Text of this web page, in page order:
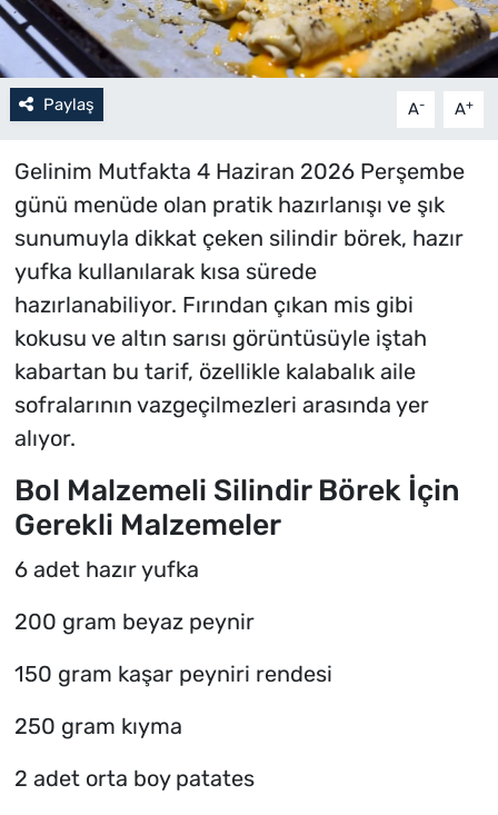
Paylaş A- A+
Gelinim Mutfakta 4 Haziran 2026 Perşembe
günü menüde olan pratik hazırlanışı ve şık
sunumuyla dikkat çeken silindir börek, hazır
yufka kullanılarak kısa sürede
hazırlanabiliyor. Fırından çıkan mis gibi
kokusu ve altın sarısı görüntüsüyle iştah
kabartan bu tarif, özellikle kalabalık aile
sofralarının vazgeçilmezleri arasında yer
alıyor.
Bol Malzemeli Silindir Börek İçin
Gerekli Malzemeler
6 adet hazır yufka
200 gram beyaz peynir
150 gram kaşar peyniri rendesi
250 gram kıyma
2 adet orta boy patates